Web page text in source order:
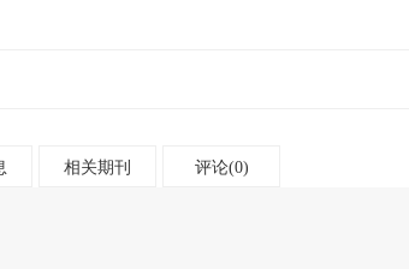
相关期刊 评论(0)